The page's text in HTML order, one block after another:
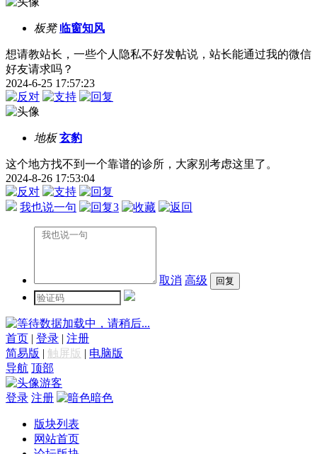
板凳 临窗知风
想请教站长，一些个人隐私不好发帖说，站长能通过我的微信
好友请求吗？
2024-6-25 17:57:23
地板 玄豹
这个地方找不到一个靠谱的诊所，大家别考虑这里了。
2024-8-26 17:53:04
我也说一句 3
取消 高级
数据加载中，请稍后...
首页 | 登录 | 注册
简易版 | 触屏版 | 电脑版
导航 顶部
游客
登录 注册 暗色
版块列表
网站首页